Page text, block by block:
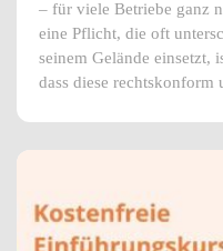
– für viele Betriebe ganz
eine Pflicht, die oft
seinem Gelände einsetzt,
dass diese rechtskonform